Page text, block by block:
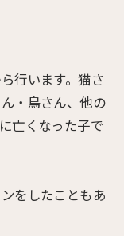
行います。猫さ
・鳥さん、他の
亡くなった子で
をしたこともあ